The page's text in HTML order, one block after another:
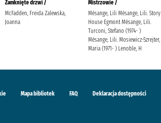
Zamknięte drzwi /
McFadden, Freida Zalewska,
Joanna
Mistrzowie /
Mésange, Lili Mésange, Lili. Story
House Egmont Mésange, Lili.
Turconi, Stefano (1974- )
Mésange, Lili. Mosiewicz-Szrejter,
Maria (1971- ) Lenoble, H
Mapa bibliotek FAQ Deklaracja dostępności